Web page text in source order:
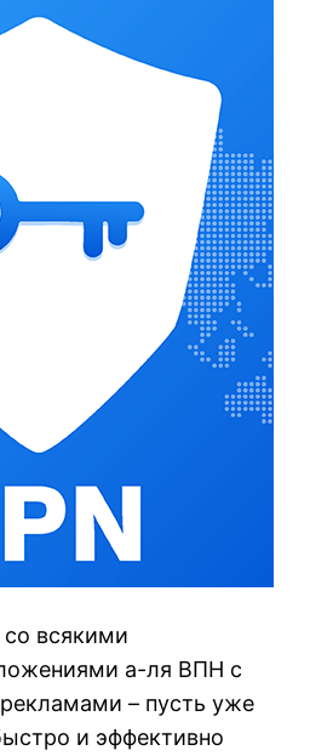
всякими
а-ля ВПН с
– пусть уже
и эффективно